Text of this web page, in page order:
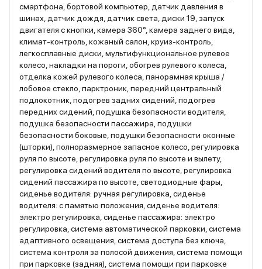
смартфона, бортовой компьютер, датчик давления в
шинах, датчик дождя, датчик света, диски 19, запуск
двигателя с кнопки, камера 360°, камера заднего вида,
климат-контроль, кожаный салон, круиз-контроль,
легкосплавные диски, мультифункциональное рулевое
колесо, накладки на пороги, обогрев рулевого колеса,
отделка кожей рулевого колеса, панорамная крыша /
лобовое стекло, парктроник, передний центральный
подлокотник, подогрев задних сидений, подогрев
передних сидений, подушка безопасности водителя,
подушка безопасности пассажира, подушки
безопасности боковые, подушки безопасности оконные
(шторки), полноразмерное запасное колесо, регулировка
руля по высоте, регулировка руля по высоте и вылету,
регулировка сидений водителя по высоте, регулировка
сидений пассажира по высоте, светодиодные фары,
сиденье водителя: ручная регулировка, сиденье
водителя: с памятью положения, сиденье водителя:
электро регулировка, сиденье пассажира: электро
регулировка, система автоматической парковки, система
адаптивного освещения, система доступа без ключа,
система контроля за полосой движения, система помощи
при парковке (задняя), система помощи при парковке